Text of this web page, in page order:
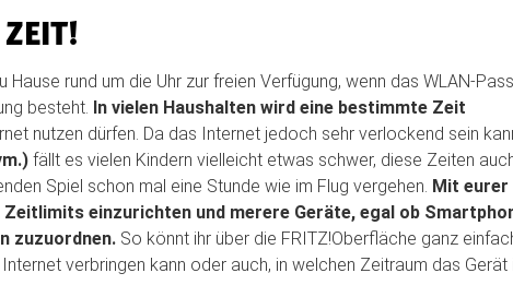
rund um die Uhr zur freien Verfügung, wenn das WLAN-
besteht. In vielen Haushalten wird eine bestimmte Zeit
nutzen dürfen. Da das Internet jedoch sehr verlockend sein
fällt es vielen Kindern vielleicht etwas schwer, diese Zeiten
Spiel schon mal eine Stunde wie im Flug vergehen. Mit eurer
einzurichten und merere Geräte, egal ob
zuzuordnen. So könnt ihr über die FRITZ!Oberfläche ganz
verbringen kann oder auch, in welchen Zeitraum das Gerät